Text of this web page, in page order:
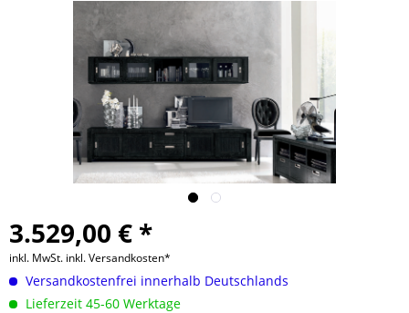
3.529,00 € *
inkl. MwSt. inkl. Versandkosten*
Versandkostenfrei innerhalb Deutschlands
Lieferzeit 45-60 Werktage